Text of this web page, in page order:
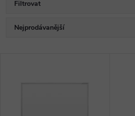
Filtrovat
Ř
Nejprodávanější